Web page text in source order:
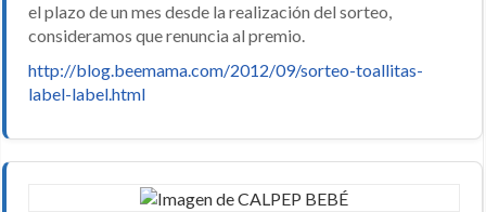
el plazo de un mes desde la realización del sorteo,
consideramos que renuncia al premio.
http://blog.beemama.com/2012/09/sorteo-toallitas-
label-label.html